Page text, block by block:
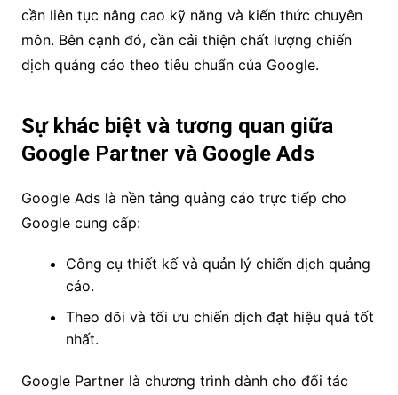
cần liên tục nâng cao kỹ năng và kiến thức chuyên
môn. Bên cạnh đó, cần cải thiện chất lượng chiến
dịch quảng cáo theo tiêu chuẩn của Google.
Sự khác biệt và tương quan giữa
Google Partner và Google Ads
Google Ads là nền tảng quảng cáo trực tiếp cho
Google cung cấp:
Công cụ thiết kế và quản lý chiến dịch quảng
cáo.
Theo dõi và tối ưu chiến dịch đạt hiệu quả tốt
nhất.
Google Partner là chương trình dành cho đối tác